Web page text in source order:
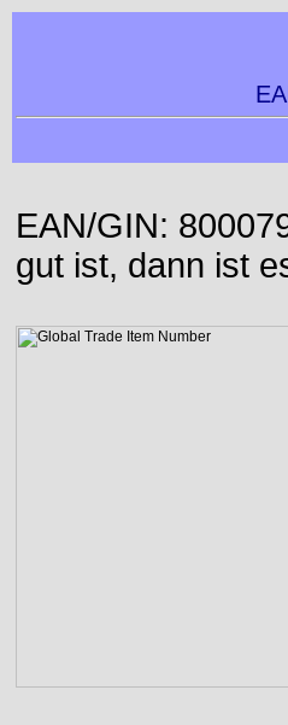
EAN/GIN:
gut ist, dann ist